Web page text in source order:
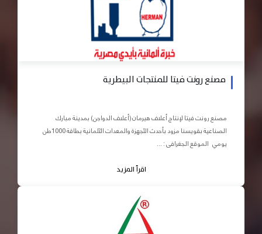
مصنع رونت فيتا للمنتجات البيطرية
مصنع رونت فيتا لإنتاج أعلاف هيرمان (أعلاف الدواجن) بمدينة مبارك
الصناعية بقويسنا مزود بأحدث الأجهزة والمعدات الآلمانية بطاقة 1000طن
يومي الموقع الجغرافى : ...
اقرأ المزيد